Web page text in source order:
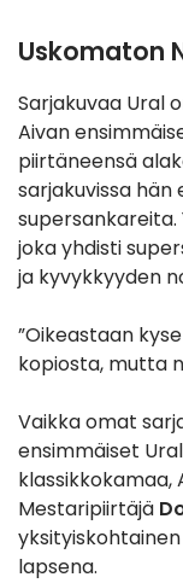
Uskomaton
Sarjakuvaa Ural
Aivan
piirtäneensä
sarjakuvissa hän
supersankareita.
joka yhdisti
ja kyvykkyyden
”Oikeastaan
kopiosta, mutta
Vaikka omat
ensimmäiset
klassikkokamaa,
Mestaripiirtäjä
lapsena.